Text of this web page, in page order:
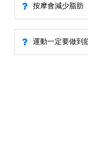
按摩會減少脂肪
運動一定要做到